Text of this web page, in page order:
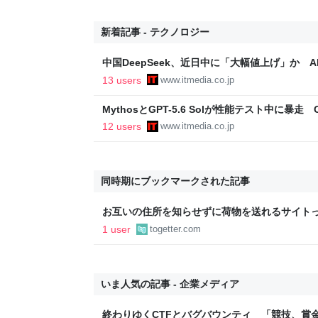
新着記事 - テクノロジー
中国DeepSeek、近日中に「大幅値上げ」か
13 users
www.itmedia.co.jp
MythosとGPT-5.6 Solが性能テスト中に暴走
ード実行図る 英政府機関
12 users www.itmedia.co.jp
同時期にブックマークされた記事
お互いの住所を知らせずに荷物を送れるサイト
ゼント交換をしたい→クロネコヤマトの匿名配
1 user togetter.com
いま人気の記事 - 企業メディア
終わりゆくCTFとバグバウンティ 「競技、賞